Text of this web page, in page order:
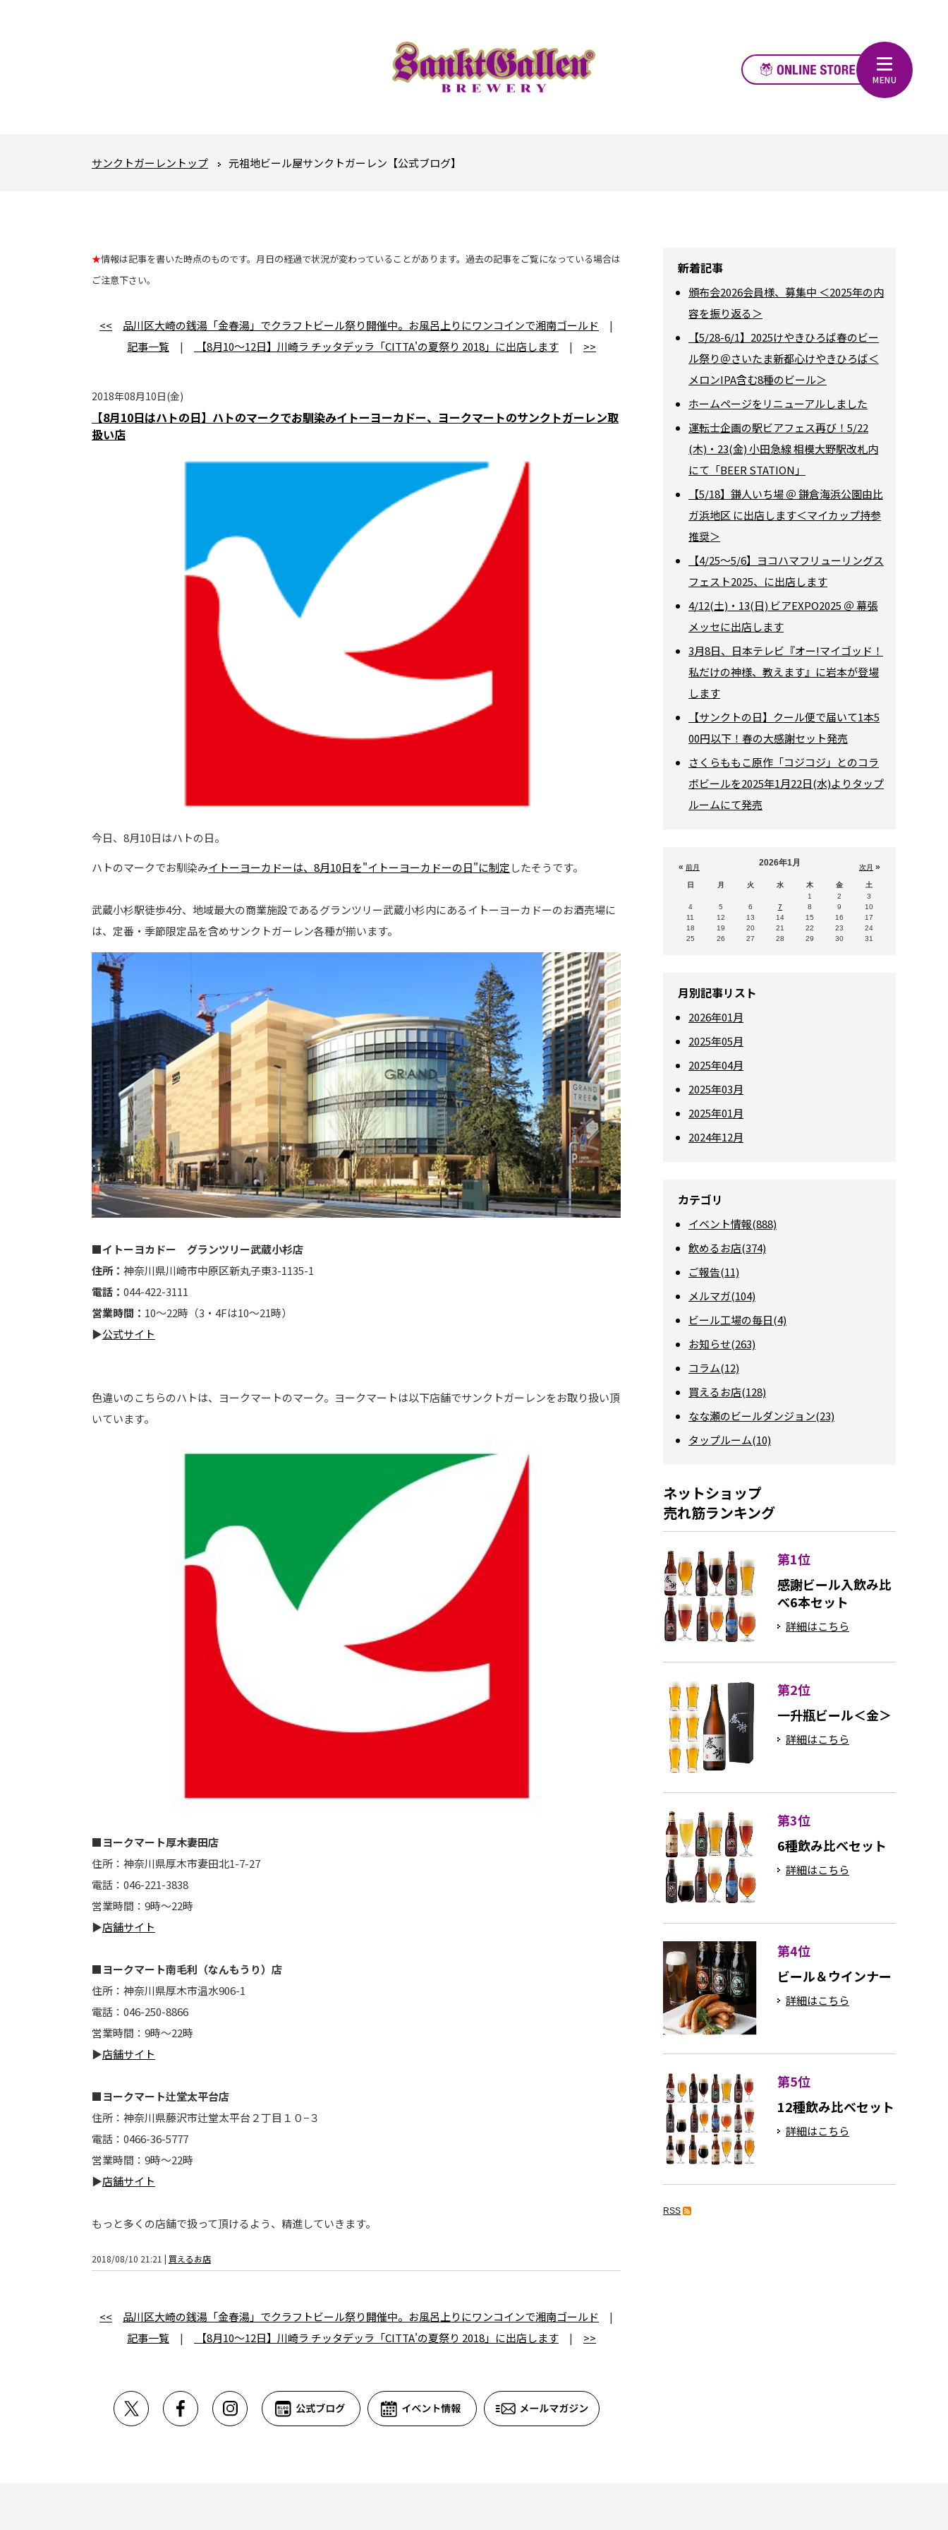
サンクトガーレントップ 元祖地ビール屋サンクトガーレン【公式ブログ】
★情報は記事を書いた時点のものです。月日の経過で状況が変わっていることがあります。過去の記事をご覧になっている場合は
ご注意下さい。
<< 品川区大崎の銭湯「金春湯」でクラフトビール祭り開催中。お風呂上りにワンコインで湘南ゴールド |
記事一覧 | 【8月10～12日】川崎ラ チッタデッラ「CITTA'の夏祭り 2018」に出店します | >>
2018年08月10日(金)
【8月10日はハトの日】ハトのマークでお馴染みイトーヨーカドー、ヨークマートのサンクトガーレン取
扱い店
今日、8月10日はハトの日。
ハトのマークでお馴染みイトーヨーカドーは、8月10日を"イトーヨーカドーの日"に制定したそうです。
武蔵小杉駅徒歩4分、地域最大の商業施設であるグランツリー武蔵小杉内にあるイトーヨーカドーのお酒売場に
は、定番・季節限定品を含めサンクトガーレン各種が揃います。
■イトーヨカドー グランツリー武蔵小杉店
住所： 神奈川県川崎市中原区新丸子東3-1135-1
電話： 044-422-3111
営業時間： 10～22時（3・4Fは10～21時）
▶公式サイト
色違いのこちらのハトは、ヨークマートのマーク。ヨークマートは以下店舗でサンクトガーレンをお取り扱い頂
いています。
■ヨークマート厚木妻田店
住所：神奈川県厚木市妻田北1-7-27
電話：046-221-3838
営業時間：9時～22時
▶店舗サイト
■ヨークマート南毛利（なんもうり）店
住所：神奈川県厚木市温水906-1
電話：046-250-8866
営業時間：9時～22時
▶店舗サイト
■ヨークマート辻堂太平台店
住所：神奈川県藤沢市辻堂太平台２丁目１０−３
電話：0466-36-5777
営業時間：9時～22時
▶店舗サイト
もっと多くの店舗で扱って頂けるよう、精進していきます。
2018/08/10 21:21 | 買えるお店
<< 品川区大崎の銭湯「金春湯」でクラフトビール祭り開催中。お風呂上りにワンコインで湘南ゴールド |
記事一覧 | 【8月10～12日】川崎ラ チッタデッラ「CITTA'の夏祭り 2018」に出店します | >>
新着記事
頒布会2026会員様、募集中 ＜2025年の内
容を振り返る＞
【5/28-6/1】2025けやきひろば春のビー
ル祭り＠さいたま新都心けやきひろば＜
メロンIPA含む8種のビール＞
ホームページをリニューアルしました
運転士企画の駅ビアフェス再び！5/22
(木)・23(金) 小田急線 相模大野駅改札内
にて「BEER STATION」
【5/18】鎌人いち場 ＠ 鎌倉海浜公園由比
ガ浜地区 に出店します＜マイカップ持参
推奨＞
【4/25～5/6】ヨコハマフリューリングス
フェスト2025、に出店します
4/12(土)・13(日) ビアEXPO2025 ＠ 幕張
メッセに出店します
3月8日、日本テレビ『オー!マイゴッド！
私だけの神様、教えます』に岩本が登場
します
【サンクトの日】クール便で届いて1本5
00円以下！春の大感謝セット発売
さくらももこ原作「コジコジ」とのコラ
ボビールを2025年1月22日(水)よりタップ
ルームにて発売
« 前月 次月 »
2026年1月
日 月 火 水 木 金
土
1
2
3
4
5 6 7 8 9
10
11
12 13 14 15 16
17
18
19 20 21 22 23
24
25
26 27 28 29 30 31
月別記事リスト
2026年01月
2025年05月
2025年04月
2025年03月
2025年01月
2024年12月
カテゴリ
イベント情報(888)
飲めるお店(374)
ご報告(11)
メルマガ(104)
ビール工場の毎日(4)
お知らせ(263)
コラム(12)
買えるお店(128)
なな瀬のビールダンジョン(23)
タップルーム(10)
ネットショップ
売れ筋ランキング
第1位
感謝ビール入飲み比
べ6本セット
詳細はこちら
第2位
一升瓶ビール＜金＞
詳細はこちら
第3位
6種飲み比べセット
詳細はこちら
第4位
ビール＆ウインナー
詳細はこちら
第5位
12種飲み比べセット
詳細はこちら
RSS